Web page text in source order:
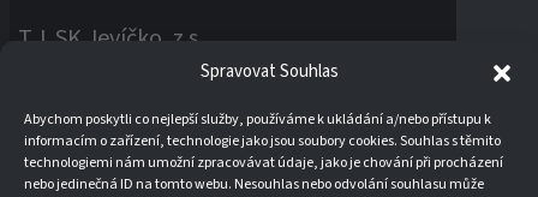
Spravovat Souhlas
Abychom poskytli co nejlepší služby, používáme k ukládání a/nebo přístupu k
informacím o zařízení, technologie jako jsou soubory cookies. Souhlas s těmito
technologiemi nám umožní zpracovávat údaje, jako je chování při procházení
nebo jedinečná ID na tomto webu. Nesouhlas nebo odvolání souhlasu může
T.J. SK Jevíčko, z.s.
IČO:60121670